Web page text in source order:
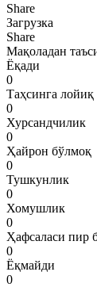
Share
Загрузка
Share
Мақоладан
Ёқади
0
Таҳсинга лойиқ
0
Хурсандчилик
0
Ҳайрон бўлмоқ
0
Тушкунлик
0
Хомушлик
0
Ҳафсаласи пир
0
Ёқмайди
0